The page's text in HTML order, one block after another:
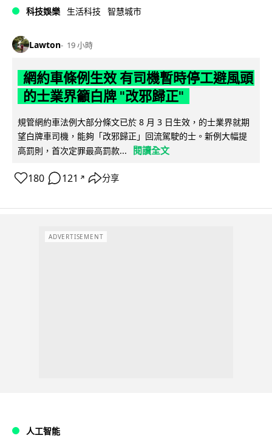
科技娛樂 生活科技 智慧城市
Lawton 19 小時
網約車條例生效 有司機暫時停工避風頭
的士業界籲白牌 "改邪歸正"
規管網約車法例大部分條文已於 8 月 3 日生效，的士業界就期
望白牌車司機，能夠「改邪歸正」回流駕駛的士。新例大幅提
高罰則，首次定罪最高罰款...
閱讀全文
180 121 ↗ 分享
ADVERTISEMENT
人工智能